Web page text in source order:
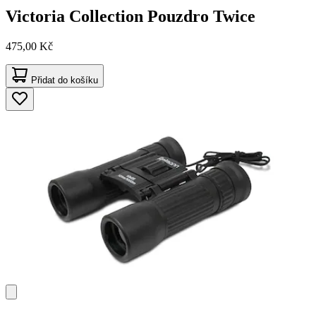
Victoria Collection Pouzdro Twice
475,00 Kč
Přidat do košíku